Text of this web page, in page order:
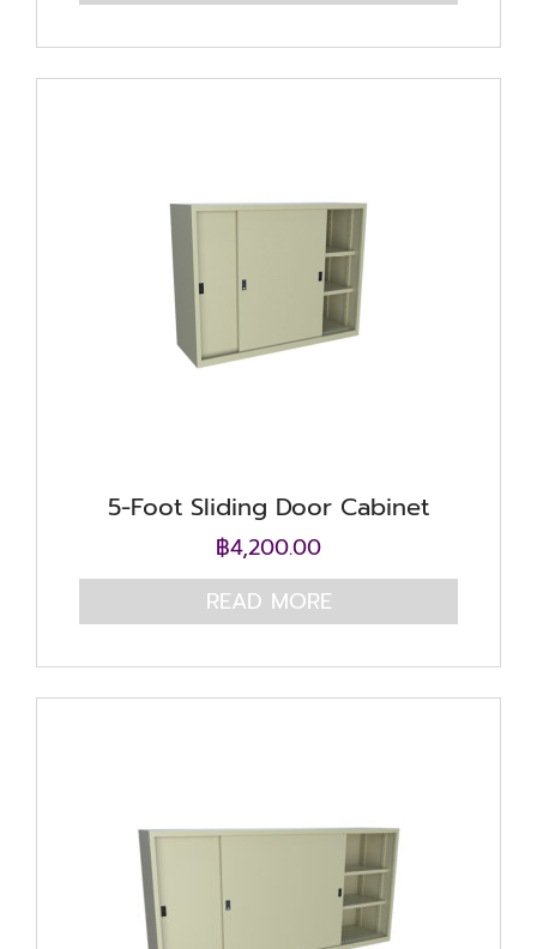
5-Foot Sliding Door Cabinet
฿4,200.00
READ MORE